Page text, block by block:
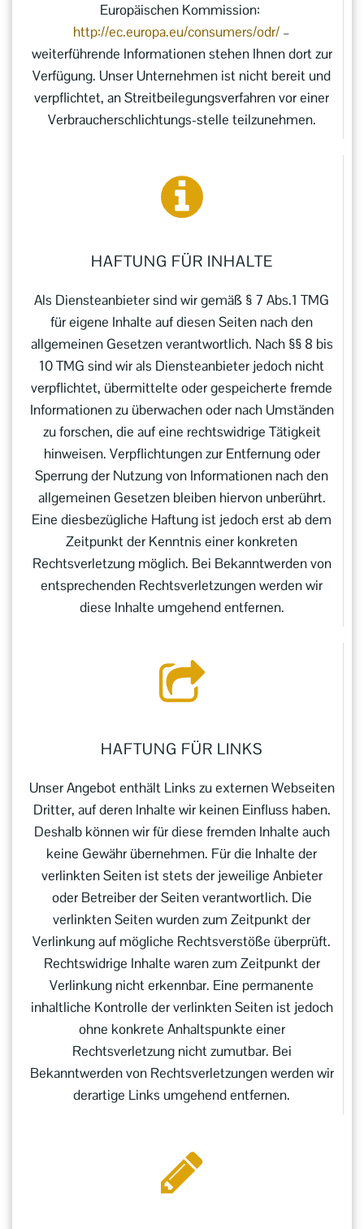
Europäischen Kommission:
http://ec.europa.eu/consumers/odr/ –
weiterführende Informationen stehen Ihnen dort zur
Verfügung. Unser Unternehmen ist nicht bereit und
verpflichtet, an Streitbeilegungsverfahren vor einer
Verbraucherschlichtungs-stelle teilzunehmen.
HAFTUNG FÜR INHALTE
Als Diensteanbieter sind wir gemäß § 7 Abs.1 TMG
für eigene Inhalte auf diesen Seiten nach den
allgemeinen Gesetzen verantwortlich. Nach §§ 8 bis
10 TMG sind wir als Diensteanbieter jedoch nicht
verpflichtet, übermittelte oder gespeicherte fremde
Informationen zu überwachen oder nach Umständen
zu forschen, die auf eine rechtswidrige Tätigkeit
hinweisen. Verpflichtungen zur Entfernung oder
Sperrung der Nutzung von Informationen nach den
allgemeinen Gesetzen bleiben hiervon unberührt.
Eine diesbezügliche Haftung ist jedoch erst ab dem
Zeitpunkt der Kenntnis einer konkreten
Rechtsverletzung möglich. Bei Bekanntwerden von
entsprechenden Rechtsverletzungen werden wir
diese Inhalte umgehend entfernen.
HAFTUNG FÜR LINKS
Unser Angebot enthält Links zu externen Webseiten
Dritter, auf deren Inhalte wir keinen Einfluss haben.
Deshalb können wir für diese fremden Inhalte auch
keine Gewähr übernehmen. Für die Inhalte der
verlinkten Seiten ist stets der jeweilige Anbieter
oder Betreiber der Seiten verantwortlich. Die
verlinkten Seiten wurden zum Zeitpunkt der
Verlinkung auf mögliche Rechtsverstöße überprüft.
Rechtswidrige Inhalte waren zum Zeitpunkt der
Verlinkung nicht erkennbar. Eine permanente
inhaltliche Kontrolle der verlinkten Seiten ist jedoch
ohne konkrete Anhaltspunkte einer
Rechtsverletzung nicht zumutbar. Bei
Bekanntwerden von Rechtsverletzungen werden wir
derartige Links umgehend entfernen.